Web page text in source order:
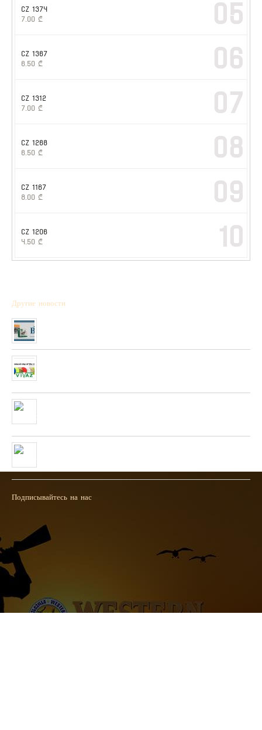
CZ 1374
7.00 ₾ 05
CZ 1367
6.50 ₾ 06
CZ 1312
7.00 ₾ 07
CZ 1268
6.50 ₾ 08
CZ 1167
8.00 ₾ 09
CZ 1206
4.50 ₾ 10
Другие новости
Подписывайтесь на нас